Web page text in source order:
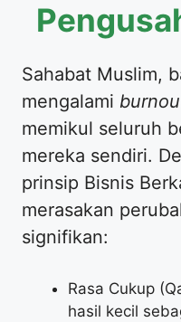
Sahabat Muslim,
mengalami
memikul seluruh
mereka sendiri.
prinsip Bisnis
merasakan
signifikan:
Rasa Cukup
hasil kecil